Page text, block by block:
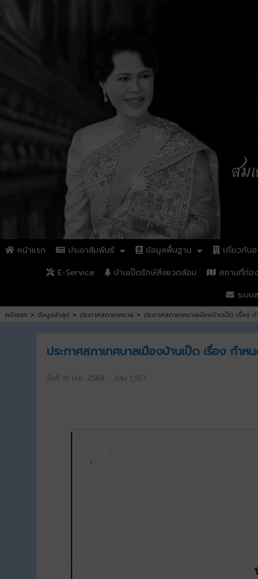
หน้าแรก ประชาสัมพันธ์ ข้อมูลพื้นฐาน เกี่ยวกับ
E-Service
บ้านเป็ดรักษ์สิ่งแวดล้อม สถานที่ท่อ
ระบบ
หน้าแรก > ข้อมูลล่าสุด > ประกาศสภาเทศบาล > ประกาศสภาเทศบาลเมืองบ้านเป็ด เรื่อ
ประกาศสภาเทศบาลเมืองบ้านเป็ด เรื่อง ก
วันที่ 19 มิ.ย. 2568 อ่าน 1,557